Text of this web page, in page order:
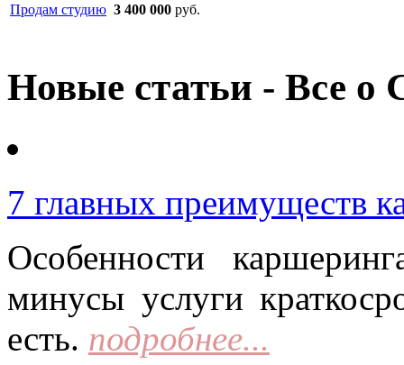
Продам студию 3 400 000 руб.
Новые статьи - Все о
7 главных преимуществ
Особенности
минусы услуги
есть. подробнее...